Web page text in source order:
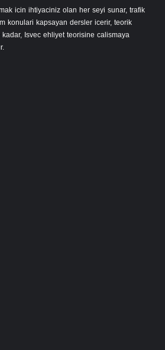
icin ihtiyaciniz olan her seyi sunar, trafik
konulari kapsayan dersler icerir, teorik
Isvec ehliyet teorisine calismaya